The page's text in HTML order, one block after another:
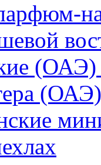
(ОАЭ)
(ОАЭ)